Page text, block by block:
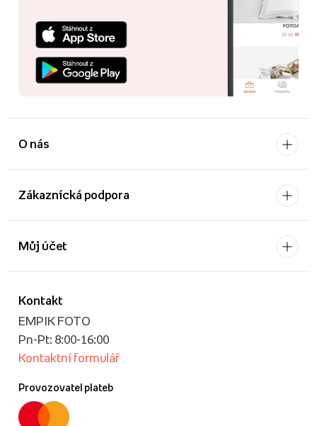
O nás
Zákaznícká podpora
Kontakt
EMPIK FOTO
Pn-Pt: 8:00-16:00
Kontaktní formulář
Provozovatel plateb
Můj účet